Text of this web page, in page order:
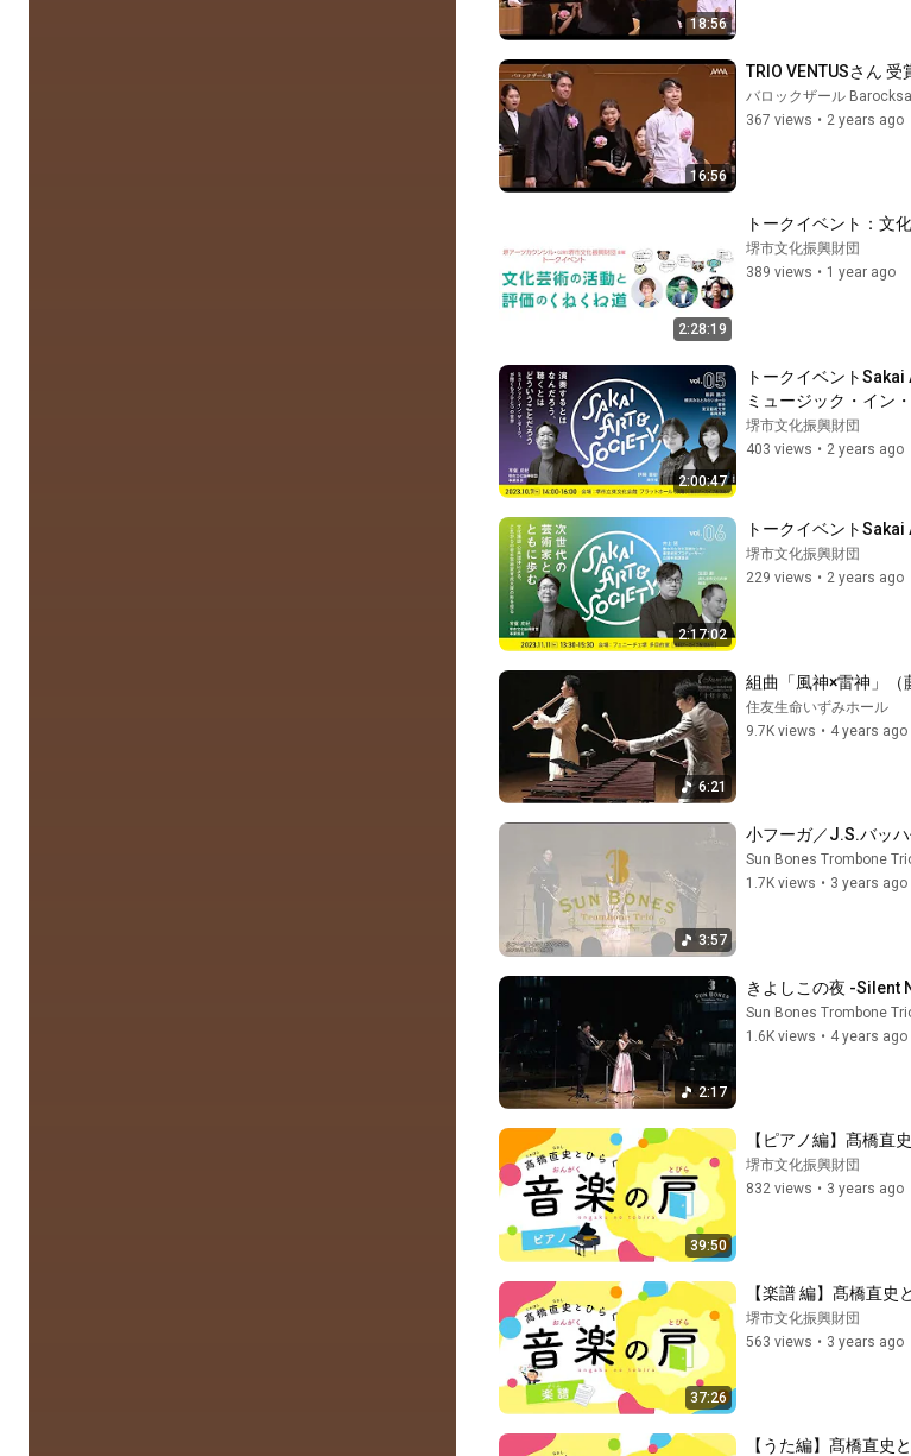
18:56
16:56
TRIO VENTUSさん
バロックザール
367 views • 2 years ago
2:28:19
トークイベント：文
堺市文化振興財団
389 views • 1 year ago
2:00:47
トークイベント
ミュージック・イン
堺市文化振興財団
403 views • 2 years ago
2:17:02
トークイベント
堺市文化振興財団
229 views • 2 years ago
6:21
組曲「風神×雷神」（
住友生命いずみホール
9.7K views • 4 years ago
3:57
小フーガ／J.S.バッハ
Sun Bones Trombone
1.7K views • 3 years ago
2:17
きよしこの夜 -Silent
Sun Bones Trombone
1.6K views • 4 years ago
39:50
【ピアノ編】髙橋直
堺市文化振興財団
832 views • 3 years ago
37:26
【楽譜 編】髙橋直史
堺市文化振興財団
563 views • 3 years ago
【うた編】髙橋直史